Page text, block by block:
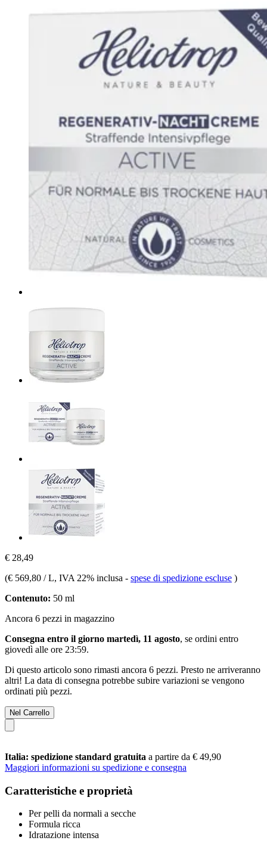
€ 28,49
(€ 569,80 / L, IVA 22% inclusa - spese di spedizione escluse )
Contenuto: 50 ml
Ancora 6 pezzi in magazzino
Consegna entro il giorno martedì, 11 agosto, se ordini entro
giovedì alle ore 23:59.
Di questo articolo sono rimasti ancora 6 pezzi. Presto ne arriveranno
altri! La data di consegna potrebbe subire variazioni se vengono
ordinati più pezzi.
Nel Carrello
Italia: spedizione standard gratuita a partire da € 49,90
Maggiori informazioni su spedizione e consegna
Caratteristiche e proprietà
Per pelli da normali a secche
Formula ricca
Idratazione intensa